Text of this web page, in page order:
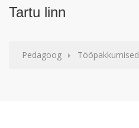
Tartu linn
Pedagoog Tööpakkumised